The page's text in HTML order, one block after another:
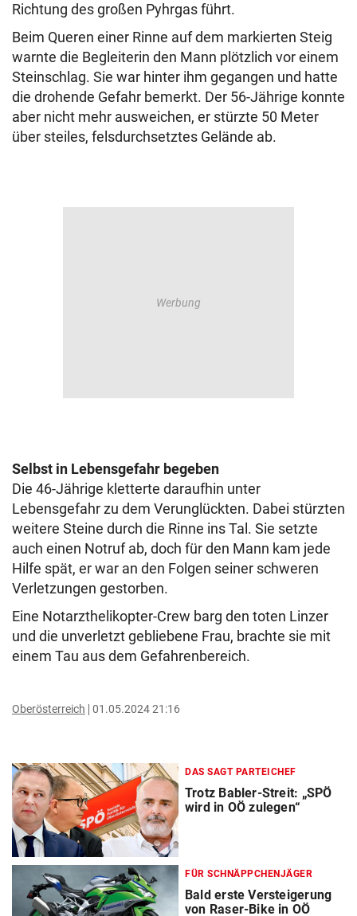
Richtung des großen Pyhrgas führt.
Beim Queren einer Rinne auf dem markierten Steig
warnte die Begleiterin den Mann plötzlich vor einem
Steinschlag. Sie war hinter ihm gegangen und hatte
die drohende Gefahr bemerkt. Der 56-Jährige konnte
aber nicht mehr ausweichen, er stürzte 50 Meter
über steiles, felsdurchsetztes Gelände ab.
Selbst in Lebensgefahr begeben
Die 46-Jährige kletterte daraufhin unter
Lebensgefahr zu dem Verunglückten. Dabei stürzten
weitere Steine durch die Rinne ins Tal. Sie setzte
auch einen Notruf ab, doch für den Mann kam jede
Hilfe spät, er war an den Folgen seiner schweren
Verletzungen gestorben.
Eine Notarzthelikopter-Crew barg den toten Linzer
und die unverletzt gebliebene Frau, brachte sie mit
einem Tau aus dem Gefahrenbereich.
Oberösterreich 01.05.2024 21:16
DAS SAGT PARTEICHEF
Trotz Babler-Streit: „SPÖ
wird in OÖ zulegen“
FÜR SCHNÄPPCHENJÄGER
Bald erste Versteigerung
von Raser-Bike in OÖ